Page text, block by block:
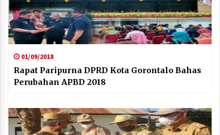
01/09/2018
Rapat Paripurna DPRD Kota Gorontalo Bahas
Perubahan APBD 2018